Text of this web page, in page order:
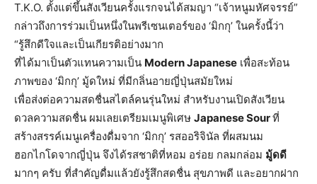
T.K.O. ตั้งแต่ขึ้นสังเวียนครั้งแรกจนได้สมญา “เจ้าหนูมหัศจรรย์”
กล่าวถึงการร่วมเป็นหนึ่งในพรีเซนเตอร์ของ ‘มิกกุ’ ในครั้งนี้ว่า
“รู้สึกดีใจและเป็นเกียรติอย่างมาก
ที่ได้มาเป็นตัวแทนความเป็น Modern Japanese เพื่อสะท้อน
ภาพของ ‘มิกกุ’ มู้ดใหม่ ที่มีกลิ่นอายญี่ปุ่นสมัยใหม่
เพื่อส่งต่อความสดชื่นสไตล์คนรุ่นใหม่ สำหรับงานเปิดสังเวียน
ดวลความสดชื่น ผมเลยเตรียมเมนูพิเศษ Japanese Sourที่
สร้างสรรค์เมนูเครื่องดื่มจาก ‘มิกกุ’ รสออริจินัล ที่ผสมนม
ฮอกไกโดจากญี่ปุ่น จึงได้รสชาติที่หอม อร่อย กลมกล่อม มู้ดดี
มากๆ ครับ ที่สำคัญดื่มแล้วยังรู้สึกสดชื่น สุขภาพดี และอยากฝาก